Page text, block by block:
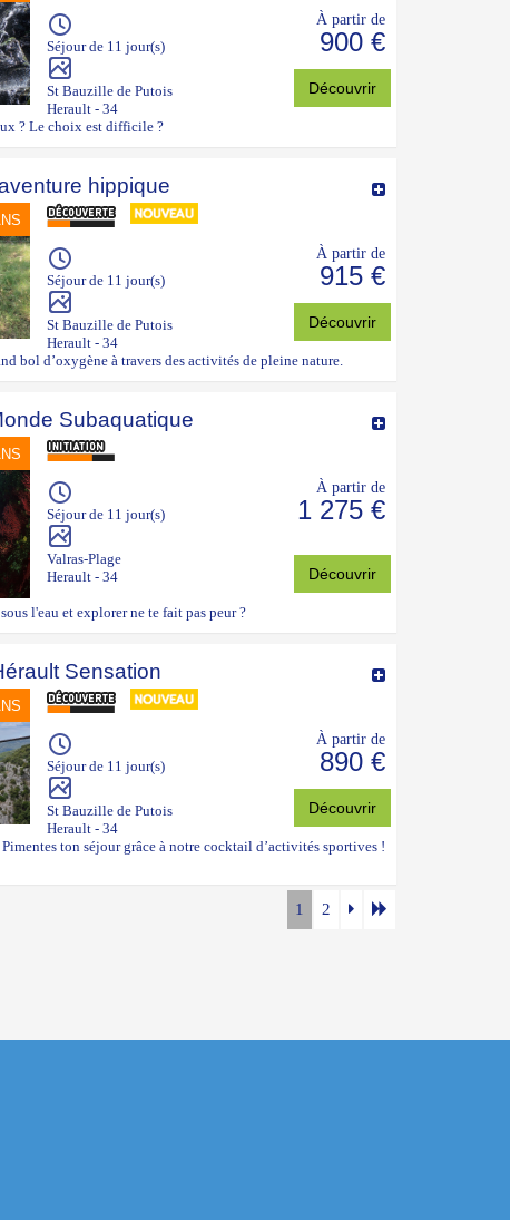
Séjour de 11 jour(s)
St Bauzille de Putois
Herault - 34
À partir de
900 €
Découvrir
? Le choix est difficile ?
hippique
Séjour de 11 jour(s)
St Bauzille de Putois
Herault - 34
À partir de
915 €
Découvrir
bol d’oxygène à travers des activités de pleine nature.
Subaquatique
Séjour de 11 jour(s)
Valras-Plage
Herault - 34
À partir de
1 275 €
Découvrir
l'eau et explorer ne te fait pas peur ?
Sensation
Séjour de 11 jour(s)
St Bauzille de Putois
Herault - 34
À partir de
890 €
Découvrir
ton séjour grâce à notre cocktail d’activités sportives !
1 2